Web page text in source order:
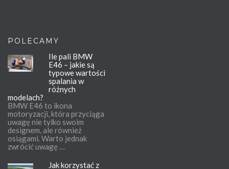
POLECAMY
Ile pali BMW
E46 – jakie są
typowe wartości
spalania w
różnych
modelach?
BMW E46 to ikona
motoryzacji, która przyciąga
uwagę nie tylko swoim
designem, ale również
osiągami. Warto jednak
zwrócić uwagę …
Jak korzystać z